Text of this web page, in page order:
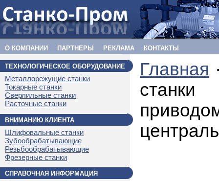
О КОМПАНИИ ПАРТНЕРЫ РЕКЛАМА КОНТАКТЫ
ТЕХНОЛОГИЧЕСКОЕ ОБОРУДОВАНИЕ
Металлорежущие станки
Токарные станки
Сверлильные станки
Расточные станки
ВНИМАНИЮ КЛИЕНТА
Шлифовальные станки
Зубообрабатывающие
Резьбообрабатывающие
Фрезерные станки
СПРАВОЧНАЯ ИНФОРМАЦИЯ
Главная